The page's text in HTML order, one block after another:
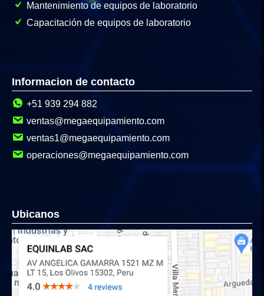
Mantenimiento de equipos de laboratorio
Capacitación de equipos de laboratorio
Informacion de contacto
+51 939 294 882
ventas@megaequipamiento.com
ventas1@megaequipamiento.com
operaciones@megaequipamiento.com
Ubicanos